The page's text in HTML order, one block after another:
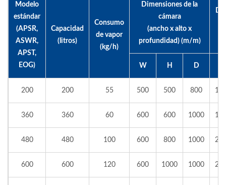
Modelo
estándar
(APSR,
ASWR,
APST,
EOG)
Capacidad
(litros)
Consumo
de vapor
(kg/h)
Dimensiones de la
cámara
(ancho x alto x
profundidad) (m/m)
W H D
200 200 55 500 500 800
360 360 60 600 600 1000
480 480 100 600 800 1000
600 600 120 600 1000 1000